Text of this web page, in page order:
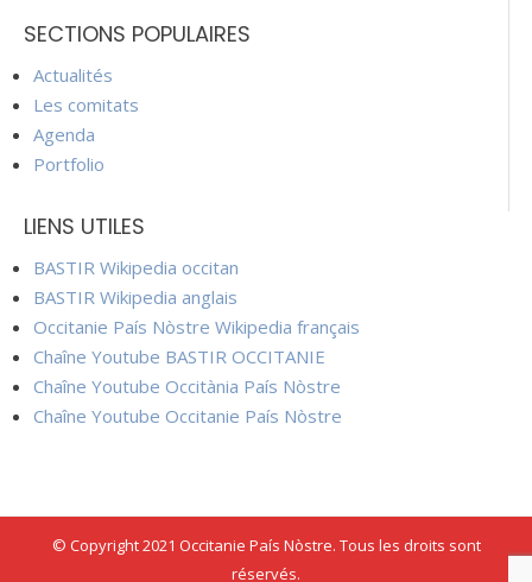
SECTIONS POPULAIRES
Actualités
Les comitats
Agenda
Portfolio
LIENS UTILES
BASTIR Wikipedia occitan
BASTIR Wikipedia anglais
Occitanie País Nòstre Wikipedia français
Chaîne Youtube BASTIR OCCITANIE
Chaîne Youtube Occitània País Nòstre
Chaîne Youtube Occitanie País Nòstre
© Copyright 2021 Occitanie País Nòstre. Tous les droits sont
réservés.